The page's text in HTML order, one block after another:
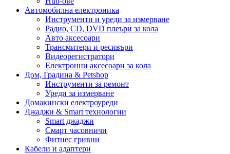
Автомобилна електроника
Инструменти и уреди за измерване
Радио, CD, DVD плеъри за кола
Авто аксесоари
Трансмитери и ресивъри
Видеорегистратори
Електронни аксесоари за кола
Дом, Градина & Petshop
Инструменти за ремонт
Уреди за измерване
Домакински електроуреди
Джаджи & Smart технологии
Smart джаджи
Смарт часовничи
Фитнес гривни
Кабели и адаптери